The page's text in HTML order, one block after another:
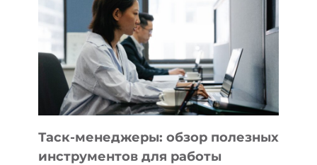
КАКИЕ
3
ЗАДАЧИ
ЕМУ
МОЖНО
ПОРУЧИТЬ
УЖЕ
СЕГОДНЯ
Таск-менеджеры: обзор полезных
инструментов для работы